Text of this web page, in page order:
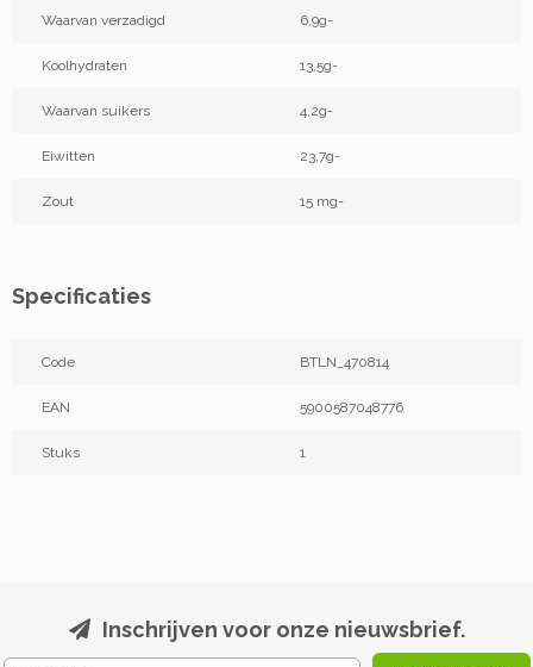
Waarvan verzadigd 6,9g-
Koolhydraten 13,5g-
Waarvan suikers 4,2g-
Eiwitten 23,7g-
Zout 15 mg-
Specificaties
Code BTLN_470814
EAN 5900587048776
Stuks 1
Inschrijven voor onze nieuwsbrief.